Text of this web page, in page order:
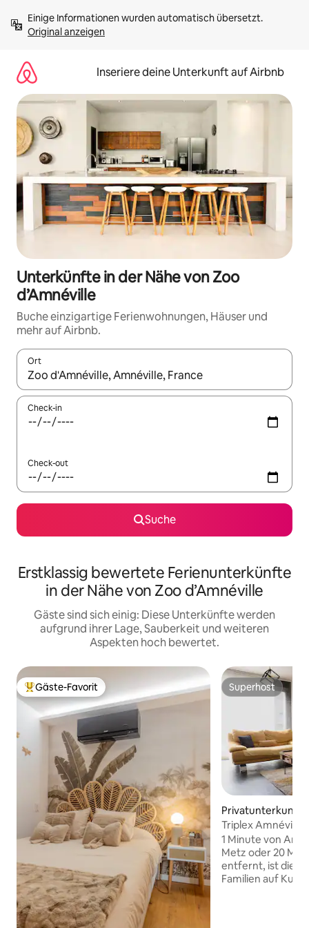
Inhalten
springenOriginal anzeigen
Inseriere deine Unterkunft auf Airbnb
Unterkünfte in der Nähe von Zoo
d’Amnéville
Buche einzigartige Ferienwohnungen, Häuser und
mehr auf Airbnb.
Ort
Wenn Ergebnisse verfügbar sind, navigiere mit den
Check-in
Check-out
Suche
Erstklassig bewertete Ferienunterkünfte
in der Nähe von Zoo d’Amnéville
Gäste sind sich einig: Diese Unterkünfte werden
aufgrund ihrer Lage, Sauberkeit und weiteren
Aspekten hoch bewertet.
Beliebter Gäste-Favorit.
Gäste-Favorit Superhost
Superhost
Privatunterkunft
ange
Triplex Amnéville
Thermen zu Fuß
1 Minute von
Metz oder 20
entfernt, ist
Familien auf